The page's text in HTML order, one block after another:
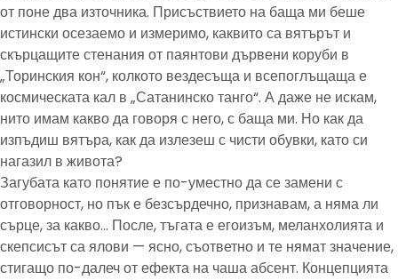
от поне два източника. Присъствието на баща ми беше
истински осезаемо и измеримо, каквито са вятърът и
скърцащите стенания от паянтови дървени коруби в
„Торинския кон“, колкото вездесъща и всепоглъщаща е
космическата кал в „Сатанинско танго“. А даже не искам,
нито имам какво да говоря с него, с баща ми. Но как да
изпъдиш вятъра, как да излезеш с чисти обувки, като си
нагазил в живота?
Загубата като понятие е по-уместно да се замени с
отговорност, но пък е безсърдечно, признавам, а няма ли
сърце, за какво… После, тъгата е егоизъм, меланхолията и
скепсисът са ялови — ясно, съответно и те нямат значение,
стигащо по-далеч от ефекта на чаша абсент. Концепцията